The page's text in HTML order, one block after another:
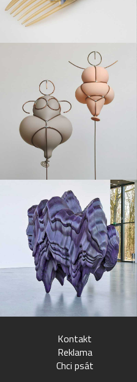
Kontakt
Reklama
Chci psát